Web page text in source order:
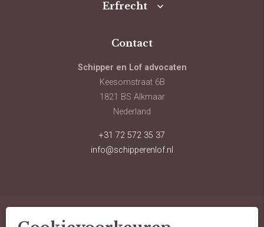
Erfrecht
Contact
Schipper en Lof advocaten
Keesomstraat 6B
1821 BS Alkmaar
Nederland
+31 72 572 35 37
info@schipperenlof.nl
© schipper en lof advocaten